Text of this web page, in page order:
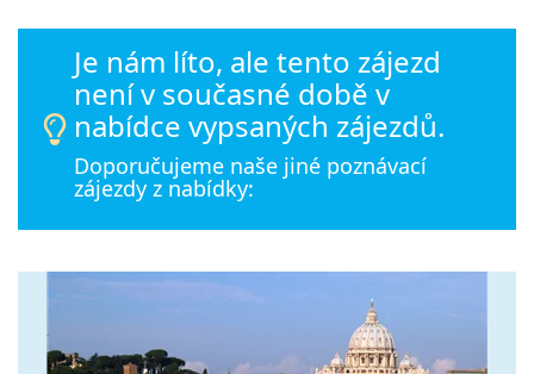
Je nám líto, ale tento zájezd
není v současné době v
nabídce vypsaných zájezdů.
Doporučujeme naše jiné poznávací
zájezdy z nabídky: